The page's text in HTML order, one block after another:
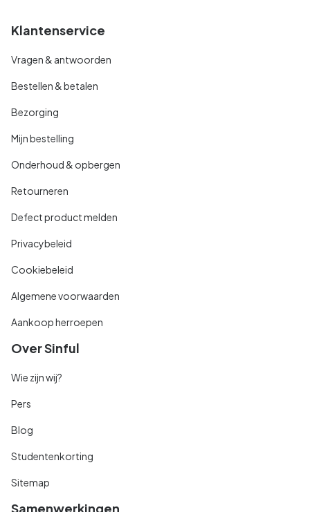
Klantenservice
Vragen & antwoorden
Bestellen & betalen
Bezorging
Mijn bestelling
Onderhoud & opbergen
Retourneren
Defect product melden
Privacybeleid
Cookiebeleid
Algemene voorwaarden
Aankoop herroepen
Over Sinful
Wie zijn wij?
Pers
Blog
Studentenkorting
Sitemap
Samenwerkingen